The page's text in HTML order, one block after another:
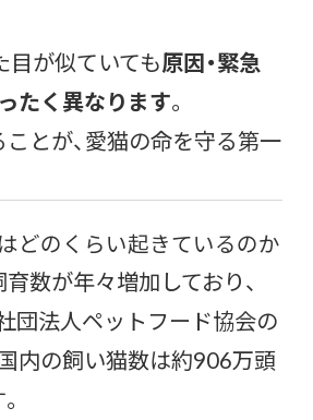
目が似ていても原因・緊急
たく異なります。
とが、愛猫の命を守る第一
どのくらい起きているのか
数が年々増加しており、
団法人ペットフード協会の
内の飼い猫数は約906万頭